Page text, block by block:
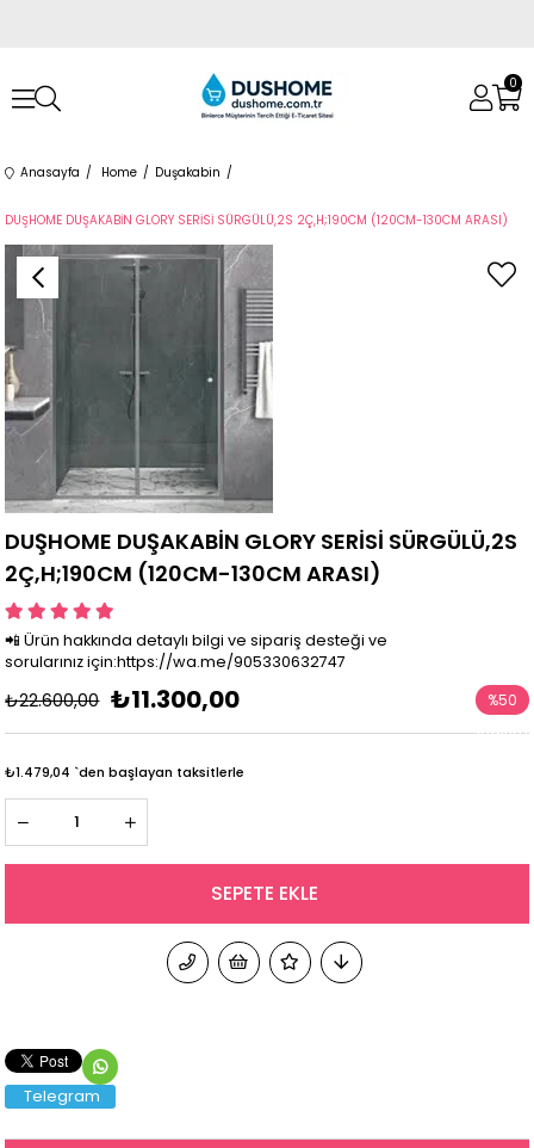
0
Anasayfa Home Duşakabin
DUŞHOME DUŞAKABİN GLORY SERİSİ SÜRGÜLÜ,2S 2Ç,H;190CM (120CM-130CM ARASI)
DUŞHOME DUŞAKABİN GLORY SERİSİ SÜRGÜLÜ,2S
2Ç,H;190CM (120CM-130CM ARASI)
📲 Ürün hakkında detaylı bilgi ve sipariş desteği ve
sorularınız için:https://wa.me/905330632747
₺22.600,00 ₺11.300,00 %50
İndirim
₺1.479,04 `den başlayan taksitlerle
Telegram